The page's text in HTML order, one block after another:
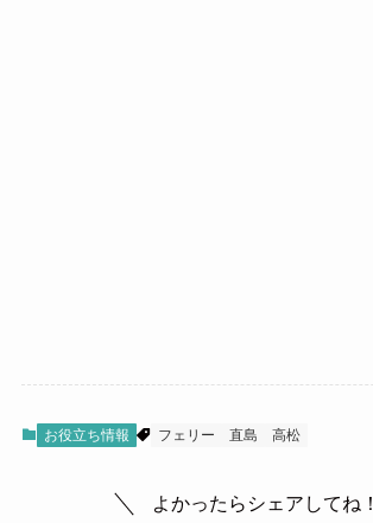
お役立ち情報 フェリー 直島 高松
よかったらシェアしてね！